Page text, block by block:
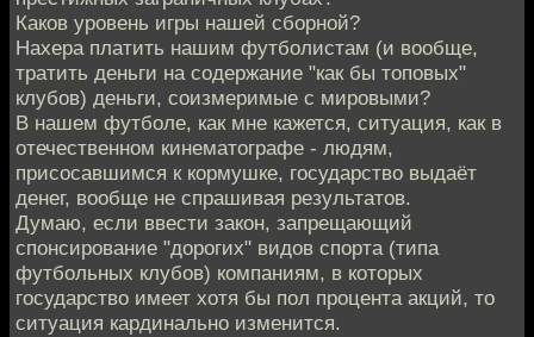
Каков уровень игры нашей сборной?
Нахера платить нашим футболистам (и вообще,
тратить деньги на содержание "как бы топовых"
клубов) деньги, соизмеримые с мировыми?
В нашем футболе, как мне кажется, ситуация, как в
отечественном кинематографе - людям,
присосавшимся к кормушке, государство выдаёт
денег, вообще не спрашивая результатов.
Думаю, если ввести закон, запрещающий
спонсирование "дорогих" видов спорта (типа
футбольных клубов) компаниям, в которых
государство имеет хотя бы пол процента акций, то
ситуация кардинально изменится.